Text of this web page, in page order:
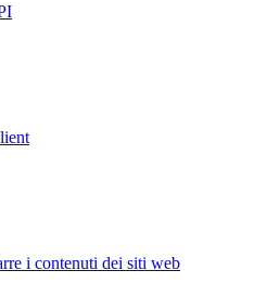
i contenuti dei siti web